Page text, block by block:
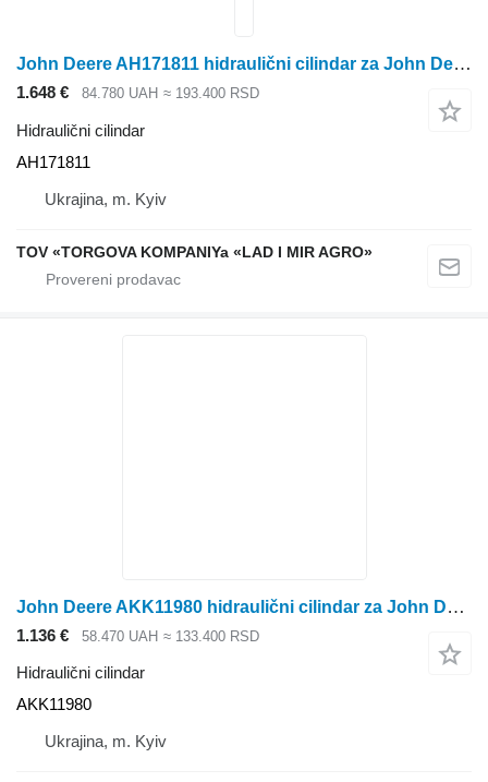
John Deere AH171811 hidraulični cilindar za John Deere 9780 CTS kombajna za žito
1.648 € 84.780 UAH ≈ 193.400 RSD
Hidraulični cilindar
AH171811
Ukrajina, m. Kyiv
TOV «TORGOVA KOMPANIYa «LAD I MIR AGRO»
John Deere AKK11980 hidraulični cilindar za John Deere kombajna za žito
1.136 € 58.470 UAH ≈ 133.400 RSD
Hidraulični cilindar
AKK11980
Ukrajina, m. Kyiv